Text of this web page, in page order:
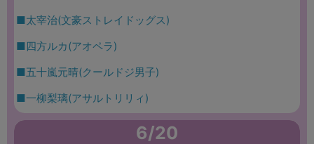
■太宰治(文豪ストレイドッグス)
■四方ルカ(アオペラ)
■五十嵐元晴(クールドジ男子)
■一柳梨璃(アサルトリリィ)
6/20